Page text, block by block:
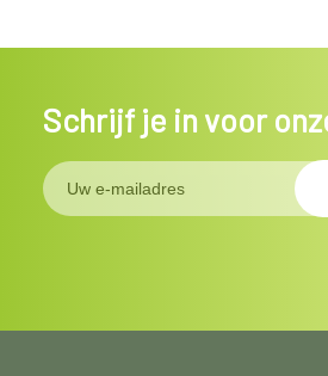
Schrijf je in voor